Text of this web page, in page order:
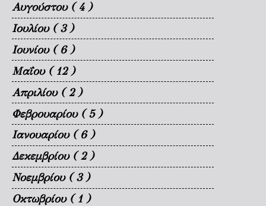
Αυγούστου ( 4 )
Ιουλίου ( 3 )
Ιουνίου ( 6 )
Μαΐου ( 12 )
Απριλίου ( 2 )
Φεβρουαρίου ( 5 )
Ιανουαρίου ( 6 )
Δεκεμβρίου ( 2 )
Νοεμβρίου ( 3 )
Οκτωβρίου ( 1 )